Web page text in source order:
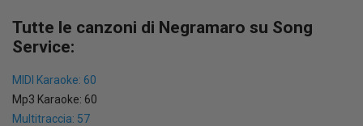
Tutte le canzoni di Negramaro su Song
Service:
MIDI Karaoke: 60
Mp3 Karaoke: 60
Multitraccia: 57